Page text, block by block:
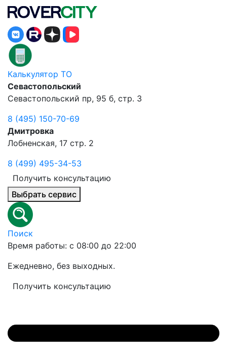
Калькулятор ТО
Севастопольский
Севастопольский пр, 95 б, стр. 3
8 (495) 150-70-69
Дмитровка
Лобненская, 17 стр. 2
8 (499) 495-34-53
Получить консультацию
Выбрать сервис
Поиск
Время работы: с 08:00 до 22:00
Ежедневно, без выходных.
Получить консультацию